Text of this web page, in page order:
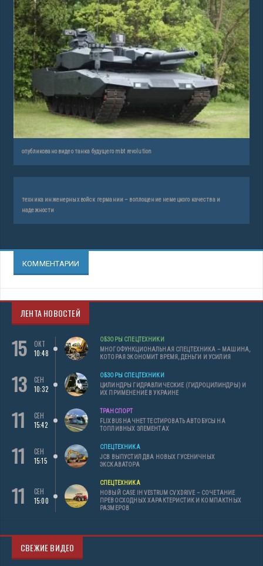
опубликовано видео танка будущего mbt revolution
техника инженерных войск германии – воплощение немецкого качества и
надежности
КОММЕНТАРИИ
ЛЕНТА НОВОСТЕЙ
15
ОКТ
10:48
ОБЗОРЫ СПЕЦТЕХНИКИ
МНОГОФУНКЦИОНАЛЬНАЯ СПЕЦТЕХНИКА – МАШИНА,
КОТОРАЯ ЭКОНОМИТ ВРЕМЯ, ДЕНЬГИ И УСИЛИЯ
13
СЕН
10:32
ОБЗОРЫ СПЕЦТЕХНИКИ
ЦИЛИНДРЫ ГИДРАВЛИЧЕСКИЕ (ГИДРОЦИЛИНДРЫ) И
ИХ ПРИМЕНЕНИЕ В УКРАИНЕ
11
СЕН
15:42
ТРАНСПОРТ
FLIXBUS НАЧНЕТ ТЕСТИРОВАТЬ АВТОБУСЫ НА
ТОПЛИВНЫХ ЭЛЕМЕНТАХ
11
СЕН
15:15
СПЕЦТЕХНИКА
JCB ВЫПУСТИЛ ДВА НОВЫХ ГУСЕНИЧНЫХ
ЭКСКАВАТОРА
11
СЕН
15:00
СПЕЦТЕХНИКА
НОВЫЙ CASE IH VESTRUM CVXDRIVE – СОЧЕТАНИЕ
ПРЕВОСХОДНЫХ ХАРАКТЕРИСТИК И КОМПАКТНЫХ
РАЗМЕРОВ
СВЕЖИЕ ВИДЕО